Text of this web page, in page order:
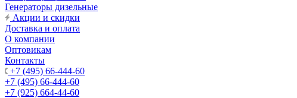
Генераторы дизельные
Акции и скидки
Доставка и оплата
О компании
Оптовикам
Контакты
+7 (495) 66-444-60
+7 (495) 66-444-60
+7 (925) 664-44-60